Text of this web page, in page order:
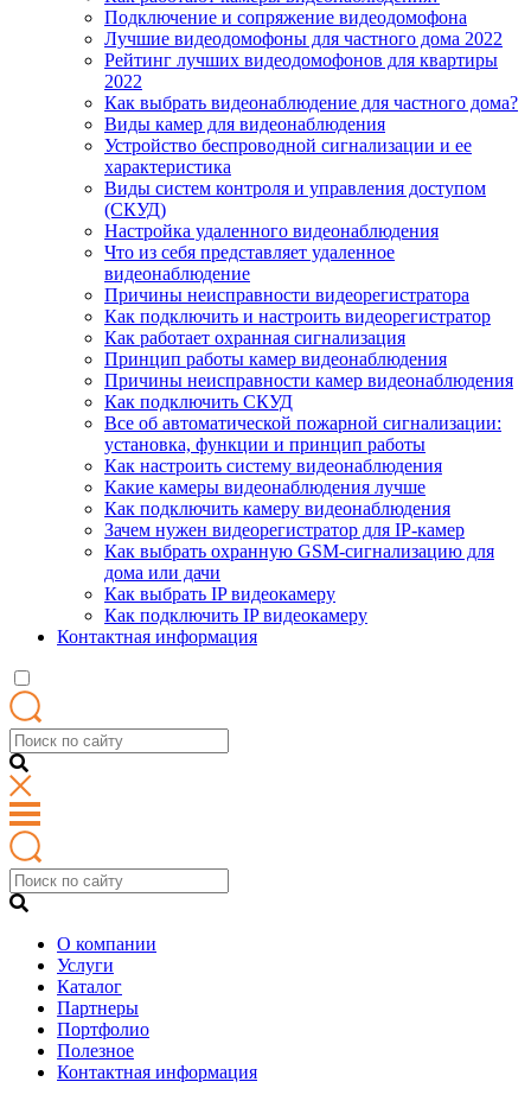
Подключение и сопряжение видеодомофона
Лучшие видеодомофоны для частного дома 2022
Рейтинг лучших видеодомофонов для квартиры
2022
Как выбрать видеонаблюдение для частного дома?
Виды камер для видеонаблюдения
Устройство беспроводной сигнализации и ее
характеристика
Виды систем контроля и управления доступом
(СКУД)
Настройка удаленного видеонаблюдения
Что из себя представляет удаленное
видеонаблюдение
Причины неисправности видеорегистратора
Как подключить и настроить видеорегистратор
Как работает охранная сигнализация
Принцип работы камер видеонаблюдения
Причины неисправности камер видеонаблюдения
Как подключить СКУД
Все об автоматической пожарной сигнализации:
установка, функции и принцип работы
Как настроить систему видеонаблюдения
Какие камеры видеонаблюдения лучше
Как подключить камеру видеонаблюдения
Зачем нужен видеорегистратор для IP-камер
Как выбрать охранную GSM-сигнализацию для
дома или дачи
Как выбрать IP видеокамеру
Как подключить IP видеокамеру
Контактная информация
О компании
Услуги
Каталог
Партнеры
Портфолио
Полезное
Контактная информация